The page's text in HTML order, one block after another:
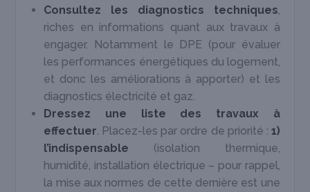
Consultez les diagnostics techniques,
riches en informations quant aux travaux à
engager. Notamment le DPE (pour évaluer
les performances énergétiques du logement,
et donc les améliorations à apporter) et les
diagnostics électricité et gaz.
Dressez une liste des travaux à
effectuer. Placez-les par ordre de priorité : 1)
l’indispensable (isolation thermique,
humidité, installation électrique – pour rappel,
la mise aux normes de cette dernière est une